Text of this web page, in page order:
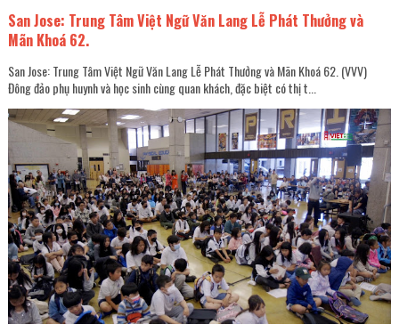
San Jose: Trung Tâm Việt Ngữ Văn Lang Lễ Phát Thưởng và
Mãn Khoá 62.
San Jose: Trung Tâm Việt Ngữ Văn Lang Lễ Phát Thưởng và Mãn Khoá 62. (VVV)
Đông đảo phụ huynh và học sinh cùng quan khách, đặc biệt có thị t...